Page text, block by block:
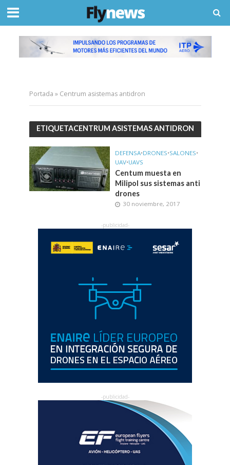
Portada » Centrum asistemas antidron
ETIQUETACENTRUM ASISTEMAS ANTIDRON
DEFENSA•DRONES•SALONES•
UAV•UAVS
Centum muesta en
Milipol sus sistemas anti
drones
30 noviembre, 2017